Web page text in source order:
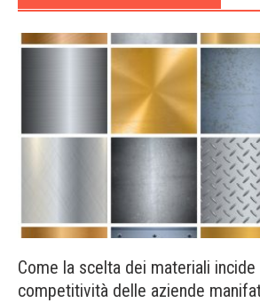
Come la scelta dei materiali incide
competitività delle aziende